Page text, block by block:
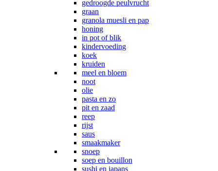
gedroogde peulvrucht
graan
granola muesli en pap
honing
in pot of blik
kindervoeding
koek
kruiden
meel en bloem
noot
olie
pasta en zo
pit en zaad
reep
rijst
saus
smaakmaker
snoep
soep en bouillon
sushi en japans